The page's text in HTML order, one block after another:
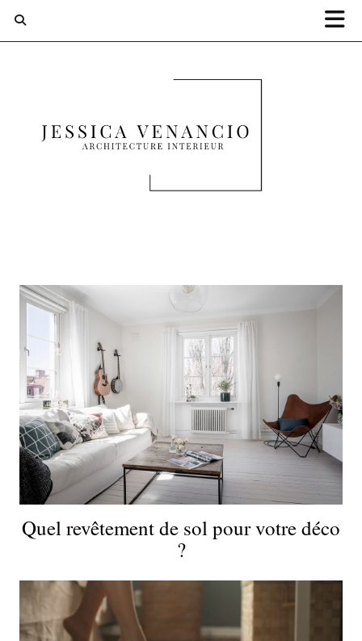
Quel revêtement de sol pour votre déco
?